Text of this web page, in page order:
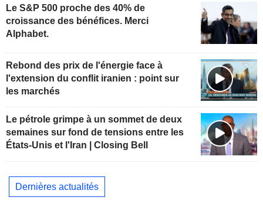
Le S&P 500 proche des 40% de
croissance des bénéfices. Merci
Alphabet.
Rebond des prix de l'énergie face à
l'extension du conflit iranien : point sur
les marchés
Le pétrole grimpe à un sommet de deux
semaines sur fond de tensions entre les
États-Unis et l'Iran | Closing Bell
Dernières actualités